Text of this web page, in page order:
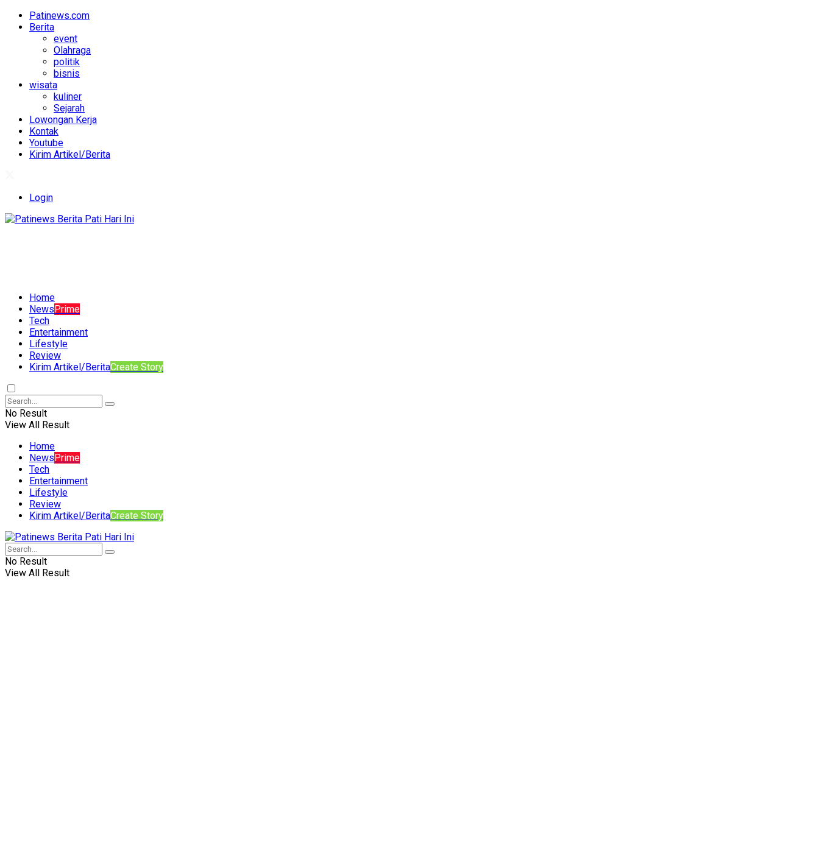
Patinews.com
Berita
event
Olahraga
politik
bisnis
wisata
kuliner
Sejarah
Lowongan Kerja
Kontak
Youtube
Kirim Artikel/Berita
Login
Home
NewsPrime
Tech
Entertainment
Lifestyle
Review
Kirim Artikel/BeritaCreate Story
No Result
View All Result
Home
NewsPrime
Tech
Entertainment
Lifestyle
Review
Kirim Artikel/BeritaCreate Story
No Result
View All Result